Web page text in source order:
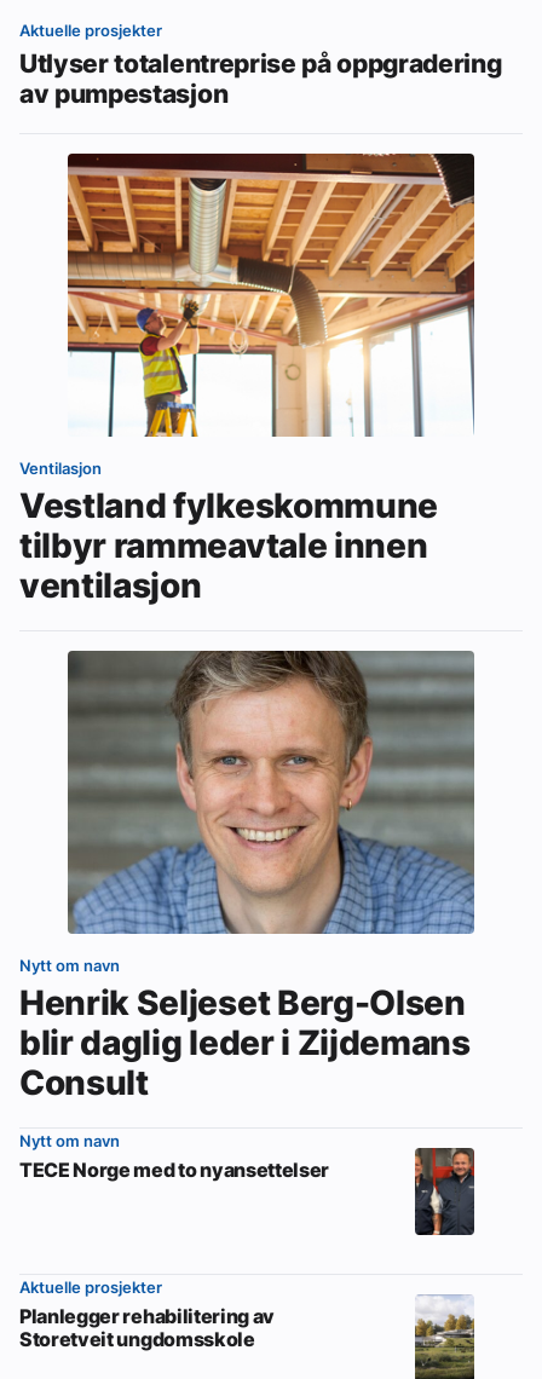
Aktuelle prosjekter
Utlyser totalentreprise på oppgradering
av pumpestasjon
Ventilasjon
Vestland fylkeskommune
tilbyr rammeavtale innen
ventilasjon
Nytt om navn
Henrik Seljeset Berg-Olsen
blir daglig leder i Zijdemans
Consult
Nytt om navn
TECE Norge med to nyansettelser
Aktuelle prosjekter
Planlegger rehabilitering av
Storetveit ungdomsskole